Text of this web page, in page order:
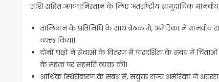
राशि सहित अफगानिस्तान के लिए अंतर्राष्ट्रीय सामुदायिक मानवीय
तालिबान के प्रतिनिधि के साथ बैठक में, अमेरिका ने मानवीय
व्यक्त किया।
दोनों पक्षों ने सेवाओं के वितरण में पारदर्शिता के संबंध में
के महत्व पर सहमति व्यक्त की।
आर्थिक स्थिरीकरण के संबंध में, संयुक्त राज्य अमेरिका ने